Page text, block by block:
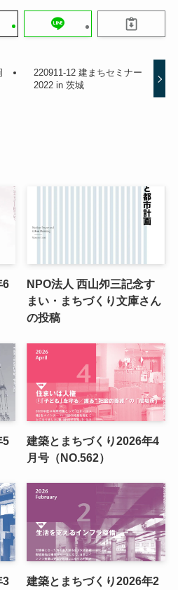
220911-12 建まちセミナー
2022 in 茨城
6
NPO法人 西山夘三記念す
まい・まちづくり文庫さん
の投稿
5
建築とまちづくり2026年4
月号（NO.562）
3
建築とまちづくり2026年2